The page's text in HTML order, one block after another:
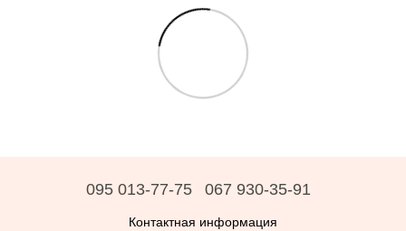
095 013-77-75 067 930-35-91
Контактная информация